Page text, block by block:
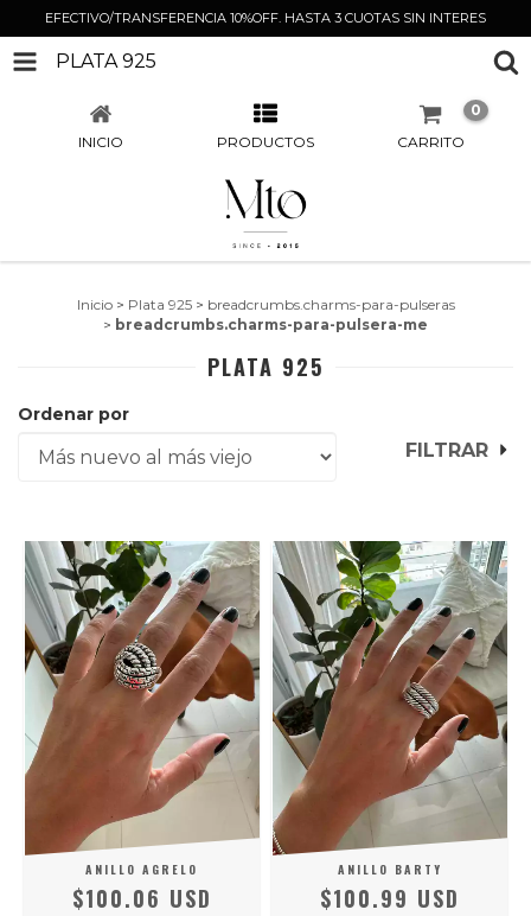
EFECTIVO/TRANSFERENCIA 10%OFF. HASTA 3 CUOTAS SIN INTERES
PLATA 925
INICIO PRODUCTOS CARRITO
0
Inicio > Plata 925 > breadcrumbs.charms-para-pulseras
> breadcrumbs.charms-para-pulsera-me
PLATA 925
Ordenar por
FILTRAR
ANILLO AGRELO
$100.06 USD
ANILLO BARTY
$100.99 USD